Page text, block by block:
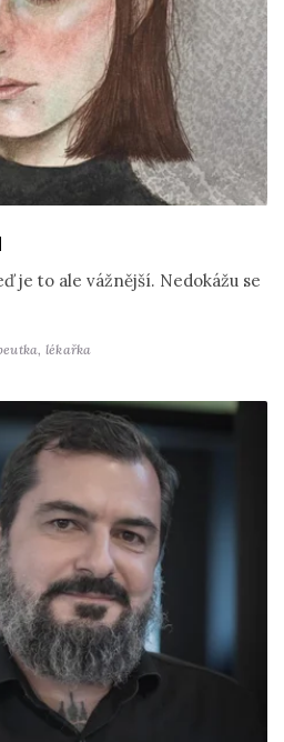
je to ale vážnější. Nedokážu se
lékařka